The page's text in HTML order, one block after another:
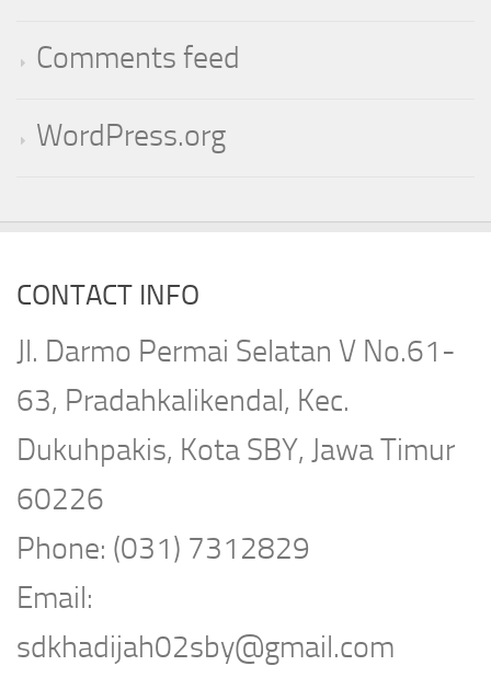
Comments feed
WordPress.org
CONTACT INFO
Jl. Darmo Permai Selatan V No.61-
63, Pradahkalikendal, Kec.
Dukuhpakis, Kota SBY, Jawa Timur
60226
Phone: (031) 7312829
Email:
sdkhadijah02sby@gmail.com